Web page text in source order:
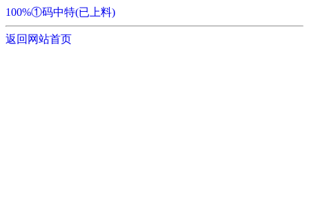
100%①码中特(已上料)
返回网站首页